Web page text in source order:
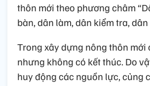
thôn mới theo phương châm
bàn, dân làm, dân kiểm tra,
Trong xây dựng nông thôn mới
nhưng không có kết thúc. Do
huy động các nguồn lực, củng